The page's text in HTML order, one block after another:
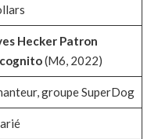
Hecker Patron
(M6, 2022)
groupe SuperDog